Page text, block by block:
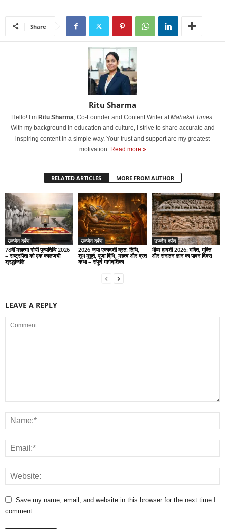
Share
Ritu Sharma
Hello! I’m Ritu Sharma, Co-Founder and Content Writer atMahakal Times.
With my background in education and culture, I strive to share accurate and
inspiring content in a simple way. Your trust and support are my greatest
motivation. Read more »
RELATED ARTICLES MORE FROM AUTHOR
उज्जैन दर्पण
78वीं महात्मा गांधी पुण्यतिथि 2026
– राष्ट्रपिता को एक कालजयी
श्रद्धांजलि
उज्जैन दर्पण
2026 जया एकादशी व्रत: तिथि,
शुभ मुहूर्त, पूजा विधि, महत्व और व्रत
कथा – संपूर्ण मार्गदर्शिका
उज्जैन दर्पण
भीष्म द्वादशी 2026: भक्ति, मुक्ति
और सनातन ज्ञान का पावन दिवस
LEAVE A REPLY
Save my name, email, and website in this browser for the next time I
comment.